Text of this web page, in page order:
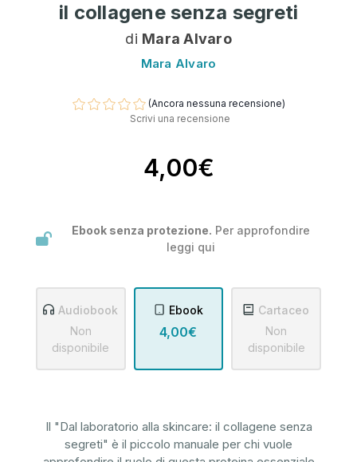
il collagene senza segreti
di Mara Alvaro
Mara Alvaro
(Ancora nessuna recensione)
Scrivi una recensione
4,00€
Ebook senza protezione. Per approfondire
leggi qui
Audiobook
Non
disponibile
Ebook
4,00€
Cartaceo
Non
disponibile
Il "Dal laboratorio alla skincare: il collagene senza
segreti" è il piccolo manuale per chi vuole